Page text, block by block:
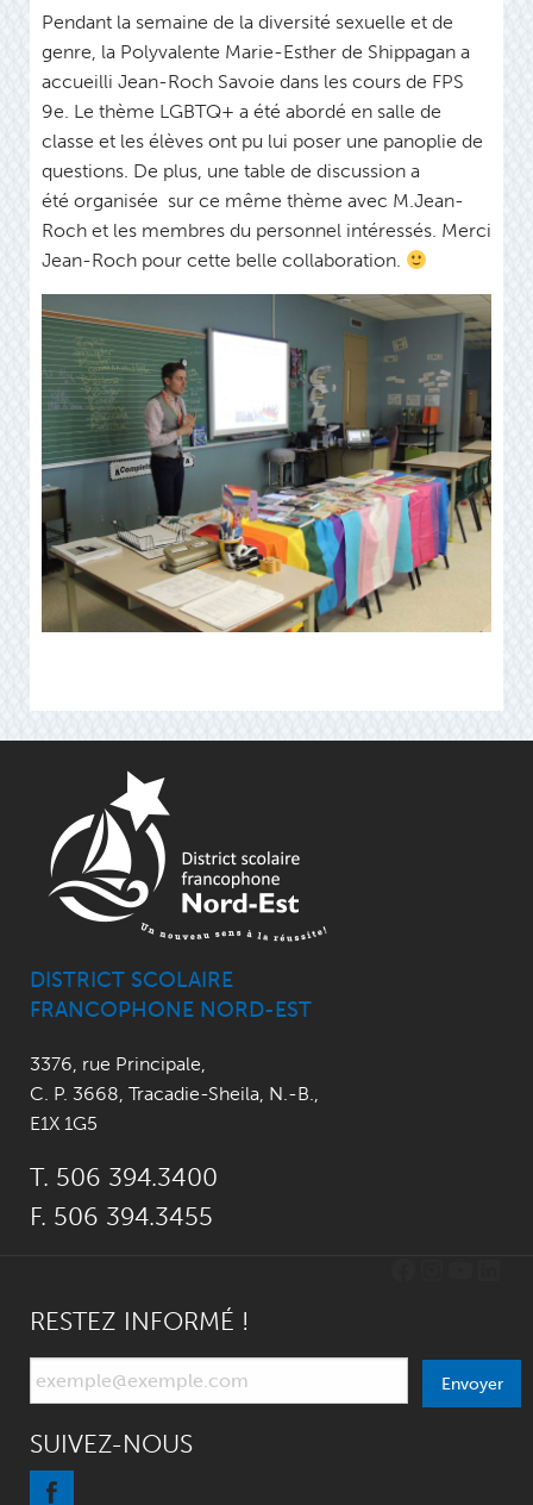
Pendant la semaine de la diversité sexuelle et de
genre, la Polyvalente Marie-Esther de Shippagan a
accueilli Jean-Roch Savoie dans les cours de FPS
9e. Le thème LGBTQ+ a été abordé en salle de
classe et les élèves ont pu lui poser une panoplie de
questions. De plus, une table de discussion a
été organisée sur ce même thème avec M.Jean-
Roch et les membres du personnel intéressés. Merci
Jean-Roch pour cette belle collaboration.
DISTRICT SCOLAIRE
FRANCOPHONE NORD-EST
3376, rue Principale
C. P. 3668, Tracadie-Sheila, N.-B.
E1X 1G5
T. 506 394.3400
F. 506 394.3455
RESTEZ INFORMÉ !
Envoyer
SUIVEZ-NOUS